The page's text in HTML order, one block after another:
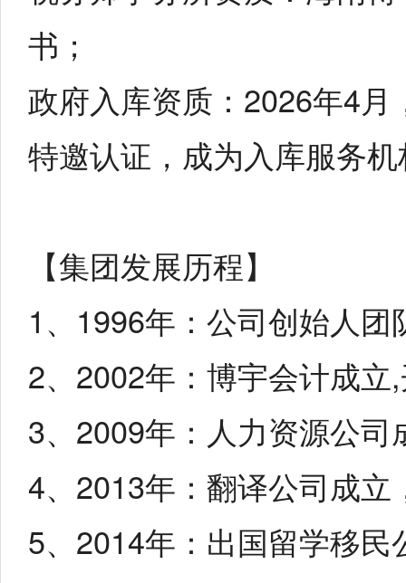
书；
政府入库资质：2026年4
特邀认证，成为入库服务
【集团发展历程】
1、1996年：公司创始人
2、2002年：博宇会计成
3、2009年：人力资源公司
4、2013年：翻译公司成立
5、2014年：出国留学移